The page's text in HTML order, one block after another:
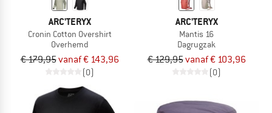
ARC'TERYX
Cronin Cotton Overshirt
Overhemd
€ 179,95vanaf € 143,96
(0)
ARC'TERYX
Mantis 16
Dagrugzak
€ 129,95vanaf € 103,96
(0)